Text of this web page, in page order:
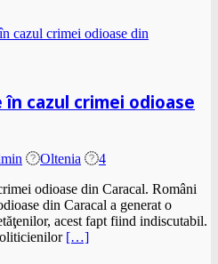
cazul crimei odioase
Oltenia
4
odioase din Caracal. Români
din Caracal a generat o
acest fapt fiind indiscutabil.
[…]